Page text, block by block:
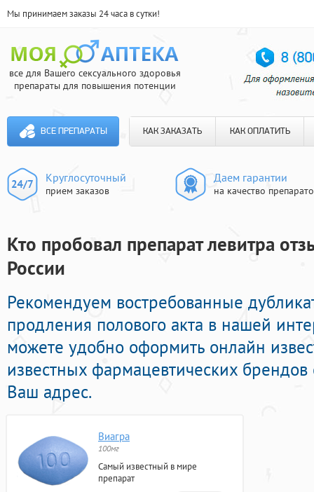
Мы принимаем заказы 24 часа в сутки!
все для Вашего сексуального здоровья
препараты для повышения потенции
ВСЕ ПРЕПАРАТЫ КАК ЗАКАЗАТЬ КАК ОПЛАТИТЬ
Круглосуточный
прием заказов
Даем гарантии
на качество
Кто пробовал препарат левитра
России
Рекомендуем востребованные
продления полового акта в нашей
можете удобно оформить онлайн
известных фармацевтических
Ваш адрес.
Виагра
100мг
Самый известный в мире
препарат